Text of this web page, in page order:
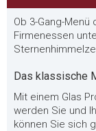
Ob 3-Gang-
Firmenessen
Das klassische
Mit einem Glas
werden Sie und
können Sie sich